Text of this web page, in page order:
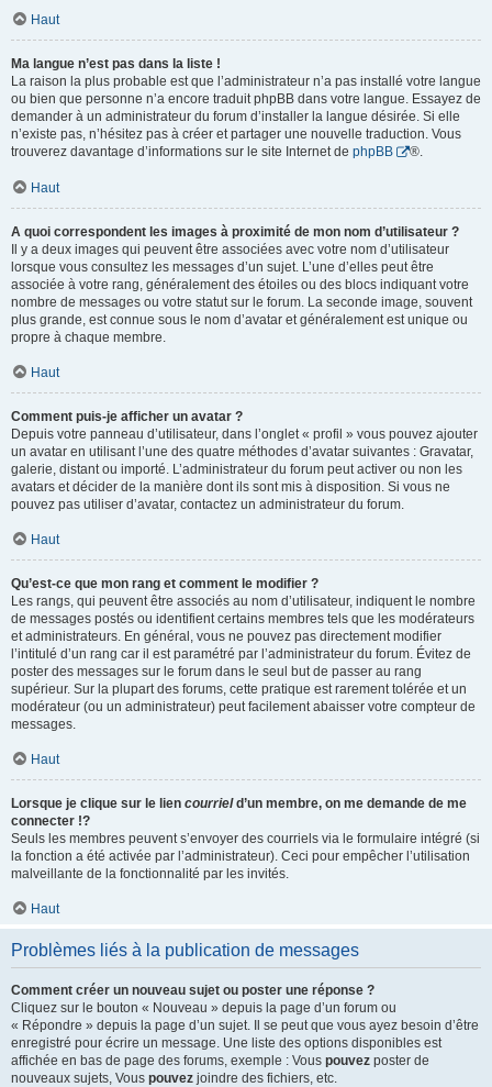
Haut
Ma langue n’est pas dans la liste !
La raison la plus probable est que l’administrateur n’a pas installé votre langue
ou bien que personne n’a encore traduit phpBB dans votre langue. Essayez de
demander à un administrateur du forum d’installer la langue désirée. Si elle
n’existe pas, n’hésitez pas à créer et partager une nouvelle traduction. Vous
trouverez davantage d’informations sur le site Internet de phpBB ®.
Haut
A quoi correspondent les images à proximité de mon nom d’utilisateur ?
Il y a deux images qui peuvent être associées avec votre nom d’utilisateur
lorsque vous consultez les messages d’un sujet. L’une d’elles peut être
associée à votre rang, généralement des étoiles ou des blocs indiquant votre
nombre de messages ou votre statut sur le forum. La seconde image, souvent
plus grande, est connue sous le nom d’avatar et généralement est unique ou
propre à chaque membre.
Haut
Comment puis-je afficher un avatar ?
Depuis votre panneau d’utilisateur, dans l’onglet « profil » vous pouvez ajouter
un avatar en utilisant l’une des quatre méthodes d’avatar suivantes : Gravatar,
galerie, distant ou importé. L’administrateur du forum peut activer ou non les
avatars et décider de la manière dont ils sont mis à disposition. Si vous ne
pouvez pas utiliser d’avatar, contactez un administrateur du forum.
Haut
Qu’est-ce que mon rang et comment le modifier ?
Les rangs, qui peuvent être associés au nom d’utilisateur, indiquent le nombre
de messages postés ou identifient certains membres tels que les modérateurs
et administrateurs. En général, vous ne pouvez pas directement modifier
l’intitulé d’un rang car il est paramétré par l’administrateur du forum. Évitez de
poster des messages sur le forum dans le seul but de passer au rang
supérieur. Sur la plupart des forums, cette pratique est rarement tolérée et un
modérateur (ou un administrateur) peut facilement abaisser votre compteur de
messages.
Haut
Lorsque je clique sur le lien courrield’un membre, on me demande de me
connecter !?
Seuls les membres peuvent s’envoyer des courriels via le formulaire intégré (si
la fonction a été activée par l’administrateur). Ceci pour empêcher l’utilisation
malveillante de la fonctionnalité par les invités.
Haut
Problèmes liés à la publication de messages
Comment créer un nouveau sujet ou poster une réponse ?
Cliquez sur le bouton « Nouveau » depuis la page d’un forum ou
« Répondre » depuis la page d’un sujet. Il se peut que vous ayez besoin d’être
enregistré pour écrire un message. Une liste des options disponibles est
affichée en bas de page des forums, exemple : Vous pouvez poster de
nouveaux sujets, Vous pouvez joindre des fichiers, etc.